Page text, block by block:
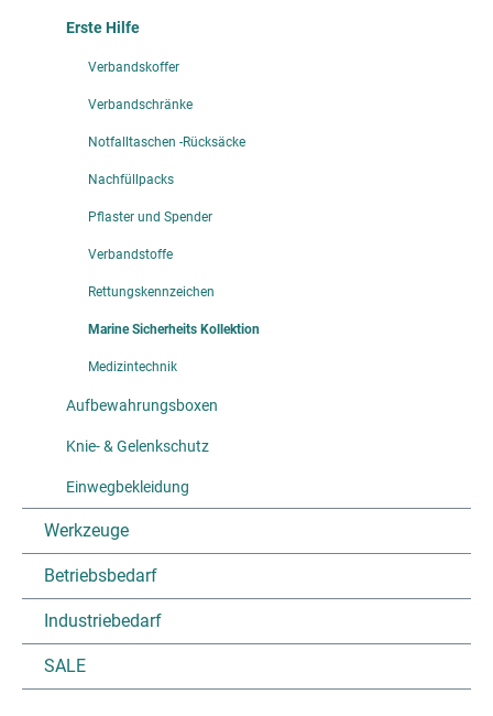
Erste Hilfe
Verbandskoffer
Verbandschränke
Notfalltaschen -Rücksäcke
Nachfüllpacks
Pflaster und Spender
Verbandstoffe
Rettungskennzeichen
Marine Sicherheits Kollektion
Medizintechnik
Aufbewahrungsboxen
Knie- & Gelenkschutz
Einwegbekleidung
Werkzeuge
Betriebsbedarf
Industriebedarf
SALE